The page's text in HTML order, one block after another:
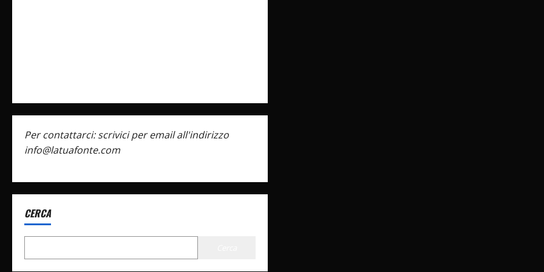
Per contattarci: scrivici per email all'indirizzo
info@latuafonte.com
CERCA